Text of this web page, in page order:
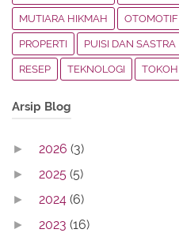
MUTIARA HIKMAH OTOMOTIF
PROPERTI PUISI DAN SASTRA
RESEP TEKNOLOGI TOKOH
Arsip Blog
► 2026 (3)
► 2025 (5)
► 2024 (6)
► 2023 (16)